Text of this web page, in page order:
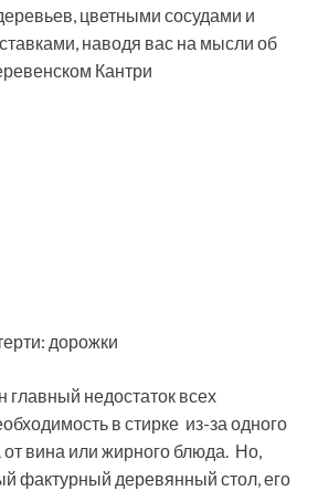
цветными сосудами и
наводя вас на мысли об
Кантри
дорожки
главный недостаток всех
в стирке из-за одного
вина или жирного блюда. Но,
фактурный деревянный стол, его